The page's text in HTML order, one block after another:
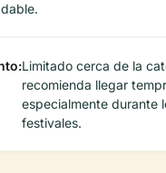
Limitado cerca de la
recomienda llegar
especialmente durante
festivales.